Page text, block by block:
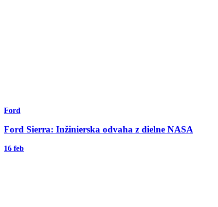
Ford
Ford Sierra: Inžinierska odvaha z dielne NASA
16 feb